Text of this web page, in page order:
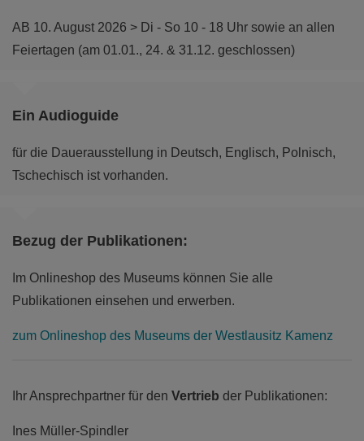
Dauerausstellung: Themenwelt Nutzen
Wie verändert der Mensch unsere Natur?
AB 10. August 2026 > Di - So 10 - 18 Uhr sowie an allen
Feiertagen (am 01.01., 24. & 31.12. geschlossen)
Ein Audioguide
für die Dauerausstellung in Deutsch, Englisch, Polnisch,
Tschechisch ist vorhanden.
Bezug der Publikationen:
Im Onlineshop des Museums können Sie alle
Publikationen einsehen und erwerben.
zum Onlineshop des Museums der Westlausitz Kamenz
Ihr Ansprechpartner für den Vertrieb der Publikationen:
Ines Müller-Spindler